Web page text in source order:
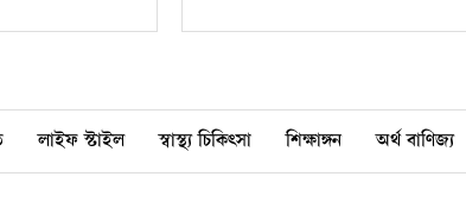
লাইফ স্টাইল স্বাস্থ্য চিকিৎসা শিক্ষাঙ্গন অর্থ বাণিজ্য